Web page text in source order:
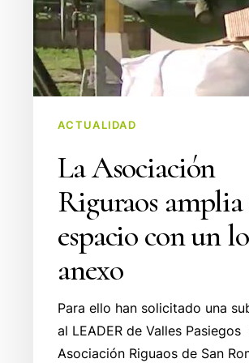
anexo
ACTUALIDAD
La Asociación
Riguraos amplia
espacio con un
anexo
Para ello han solicitado una
al LEADER de Valles Pasiegos
Asociación Riguaos de San